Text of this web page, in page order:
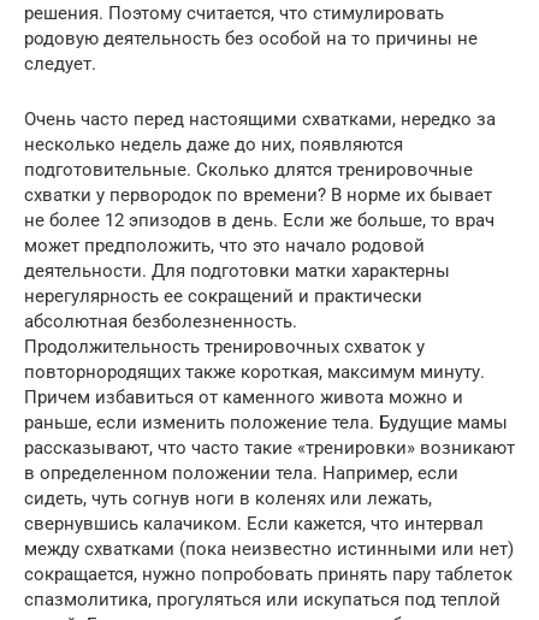
решения. Поэтому считается, что стимулировать
родовую деятельность без особой на то причины не
следует.
Очень часто перед настоящими схватками, нередко за
несколько недель даже до них, появляются
подготовительные. Сколько длятся тренировочные
схватки у первородок по времени? В норме их бывает
не более 12 эпизодов в день. Если же больше, то врач
может предположить, что это начало родовой
деятельности. Для подготовки матки характерны
нерегулярность ее сокращений и практически
абсолютная безболезненность.
Продолжительность тренировочных схваток у
повторнородящих также короткая, максимум минуту.
Причем избавиться от каменного живота можно и
раньше, если изменить положение тела. Будущие мамы
рассказывают, что часто такие «тренировки» возникают
в определенном положении тела. Например, если
сидеть, чуть согнув ноги в коленях или лежать,
свернувшись калачиком. Если кажется, что интервал
между схватками (пока неизвестно истинными или нет)
сокращается, нужно попробовать принять пару таблеток
спазмолитика, прогуляться или искупаться под теплой